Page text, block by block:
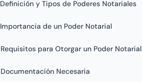
Definición y Tipos de Poderes Notariales
Importancia de un Poder Notarial
Requisitos para Otorgar un Poder Notarial
Documentación Necesaria